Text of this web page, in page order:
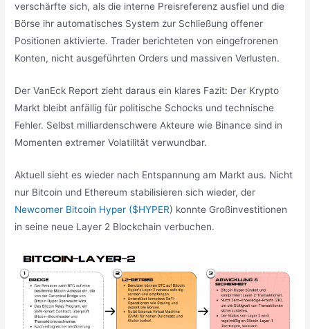
verschärfte sich, als die interne Preisreferenz ausfiel und die
Börse ihr automatisches System zur Schließung offener
Positionen aktivierte. Trader berichteten von eingefrorenen
Konten, nicht ausgeführten Orders und massiven Verlusten.
Der VanEck Report zieht daraus ein klares Fazit: Der Krypto
Markt bleibt anfällig für politische Schocks und technische
Fehler. Selbst milliardenschwere Akteure wie Binance sind in
Momenten extremer Volatilität verwundbar.
Aktuell sieht es wieder nach Entspannung am Markt aus. Nicht
nur Bitcoin und Ethereum stabilisieren sich wieder, der
Newcomer Bitcoin Hyper ($HYPER) konnte Großinvestitionen
in seine neue Layer 2 Blockchain verbuchen.